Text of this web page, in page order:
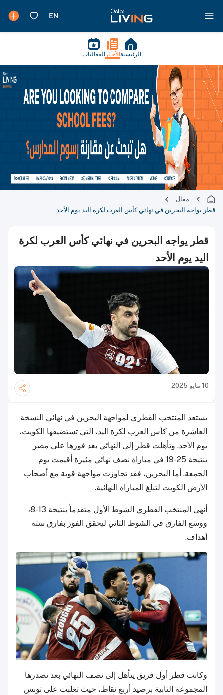
الرئيسية الأخبار الفعاليات
مقال
قطر يواجه البحرين في نهائي كأس العرب لكرة اليد يوم الأحد
قطر يواجه البحرين في نهائي كأس العرب لكرة
اليد يوم الأحد
10 مايو 2025
يستعد المنتخب القطري لمواجهة البحرين في نهائي النسخة
العاشرة من كأس العرب لكرة اليد، التي تستضيفها الكويت،
يوم الأحد. وتأهلت قطر إلى النهائي بعد فوزها على مصر
بنتيجة 25-19 في مباراة نصف نهائي مثيرة أقيمت يوم
الجمعة. أما البحرين، فقد تجاوزت مواجهة قوية مع أصحاب
الأرض الكويت لتبلغ المباراة النهائية.
أنهى المنتخب القطري الشوط الأول متقدماً بنتيجة 13-8،
ووسع الفارق في الشوط الثاني ليحقق الفوز بفارق ستة
أهداف.
وكانت قطر أول فريق يتأهل إلى نصف النهائي بعد تصدرها
المجموعة الثانية برصيد أربع نقاط، حيث تغلبت على تونس